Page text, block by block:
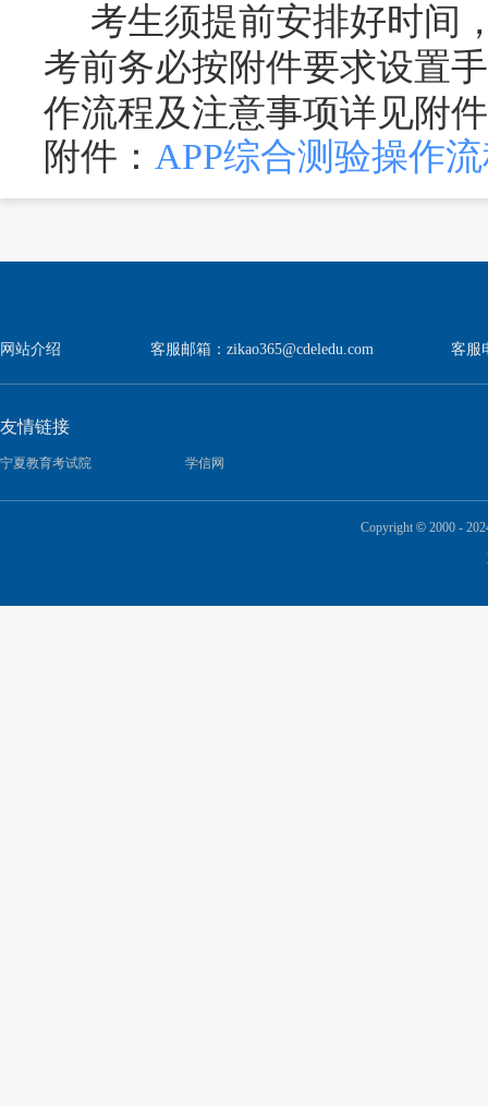
考生须提前安排好时间
考前务必按附件要求设置
作流程及注意事项详见附
附件： APP综合测验操作
网站介绍 客服邮箱： zikao365@cdeledu.com 客服
友情链接
宁夏教育考试院 学信网
Copyright ©2000 -